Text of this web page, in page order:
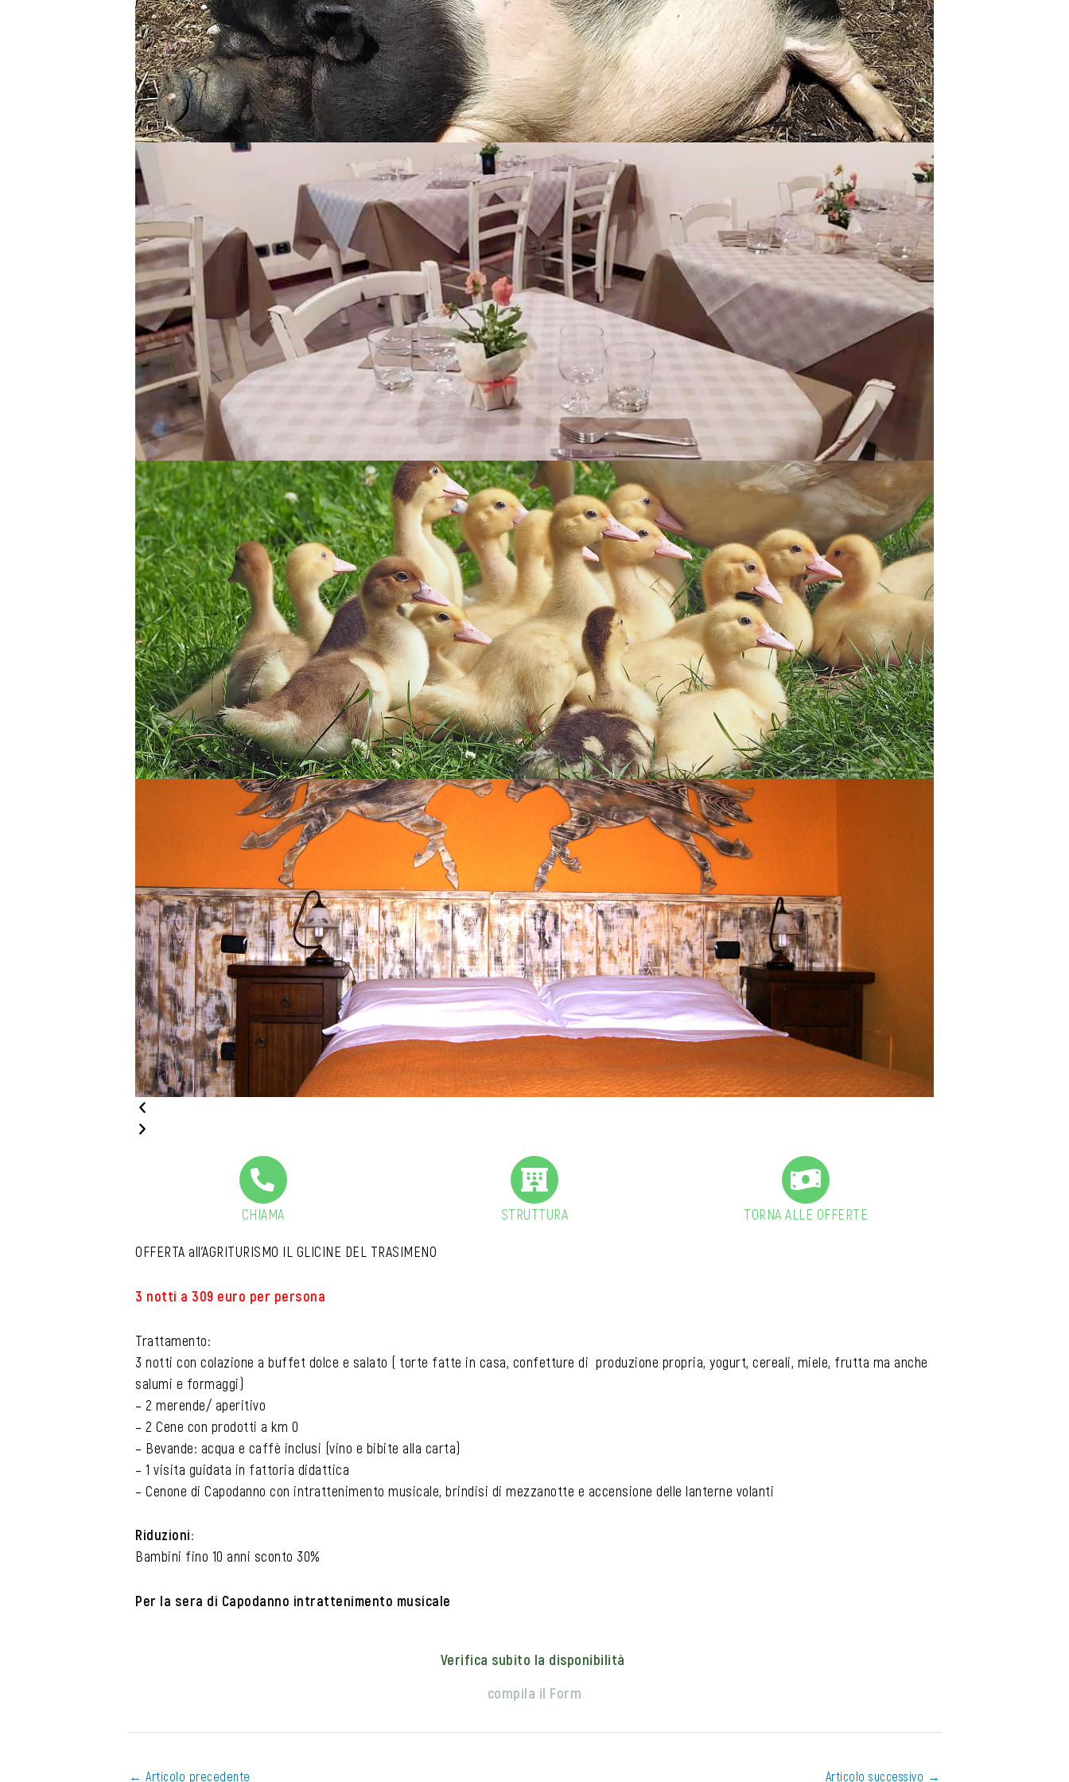
CHIAMA STRUTTURA TORNA ALLE OFFERTE
OFFERTA all’AGRITURISMO IL GLICINE DEL TRASIMENO
3 notti a 309 euro per persona
Trattamento:
3 notti con colazione a buffet dolce e salato ( torte fatte in casa, confetture di produzione propria, yogurt, cereali, miele, frutta ma anche
salumi e formaggi)
– 2 merende/ aperitivo
– 2 Cene con prodotti a km 0
– Bevande: acqua e caffè inclusi (vino e bibite alla carta)
– 1 visita guidata in fattoria didattica
– Cenone di Capodanno con intrattenimento musicale, brindisi di mezzanotte e accensione delle lanterne volanti
Riduzioni:
Bambini fino 10 anni sconto 30%
Per la sera di Capodanno intrattenimento musicale
Verifica subito la disponibilità
compila il Form
← Articolo precedente Articolo successivo →